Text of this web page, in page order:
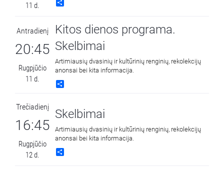
11 d.
Antradienį
20:45
Rugpjūčio
11 d.
Kitos dienos programa.
Skelbimai
Artimiausių dvasinių ir kultūrinių renginių, rekolekcijų
anonsai bei kita informacija.
Trečiadienį
16:45
Rugpjūčio
12 d.
Skelbimai
Artimiausių dvasinių ir kultūrinių renginių, rekolekcijų
anonsai bei kita informacija.